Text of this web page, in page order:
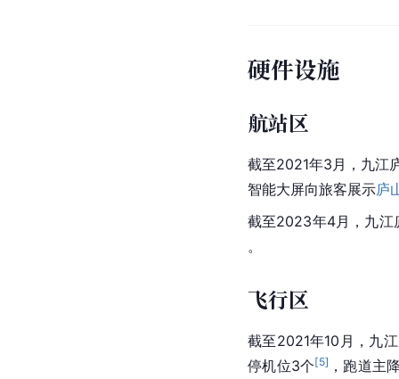
硬件设施
航站区
截至2021年3月，九江
智能大屏向旅客展示庐
截至2023年4月，九江
。
飞行区
截至2021年10月，九
停机位3个[5] ，跑道主